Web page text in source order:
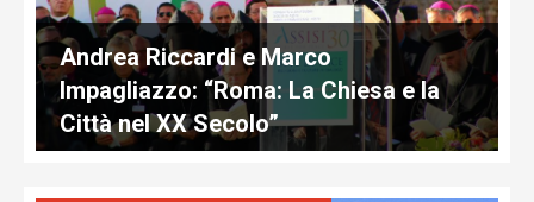
Andrea Riccardi e Marco
Impagliazzo: “Roma: La Chiesa e la
Città nel XX Secolo”